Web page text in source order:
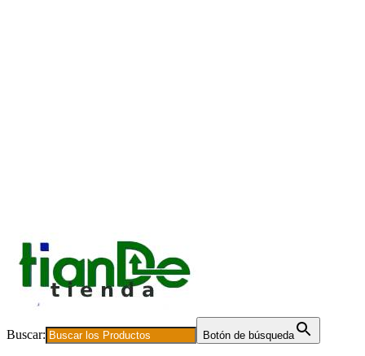
Buscar: Botón de búsqueda